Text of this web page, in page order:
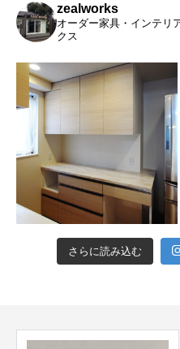
zealworks
オーダー家具・インテリ
クス
さらに読み込む